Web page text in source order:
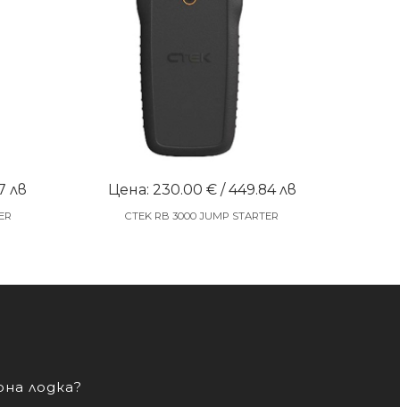
лв Цена: 230.00 € / 449.84 лв
CTEK RB 3000 JUMP STARTER
лодка?